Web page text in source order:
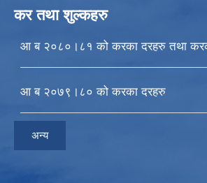
कर तथा शुल्कहरु
आ ब २०८०।८१ को करका दरहरु तथा
आ ब २०७९।८० को करका दरहरु
अन्य